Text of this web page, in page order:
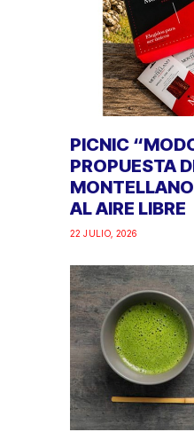
PICNIC
PROPUESTA
AL AIRE LIBRE
22 JULIO, 2026